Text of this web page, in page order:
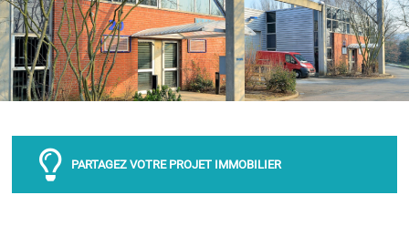
PARTAGEZ VOTRE PROJET IMMOBILIER